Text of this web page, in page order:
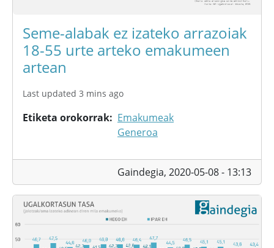
Seme-alabak ez izateko arrazoiak
18-55 urte arteko emakumeen
artean
Last updated 3 mins ago
Etiketa orokorrak
Emakumeak
Generoa
Gaindegia, 2020-05-08 - 13:13